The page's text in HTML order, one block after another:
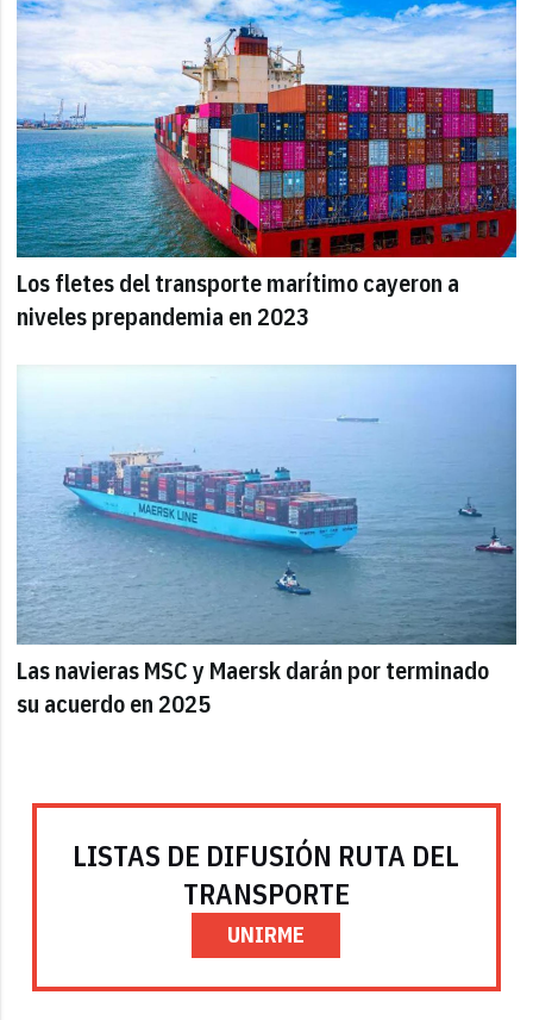
Los fletes del transporte marítimo cayeron a
niveles prepandemia en 2023
Las navieras MSC y Maersk darán por terminado
su acuerdo en 2025
LISTAS DE DIFUSIÓN RUTA DEL
TRANSPORTE
UNIRME